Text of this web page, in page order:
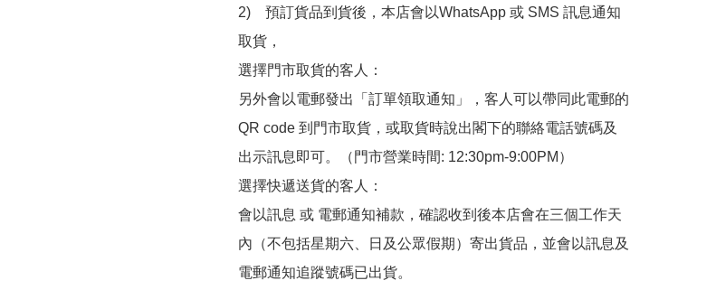
2)　預訂貨品到貨後，本店會以WhatsApp 或 SMS 訊息通知
取貨，
選擇門市取貨的客人：
另外會以電郵發出「訂單領取通知」，客人可以帶同此電郵的
QR code 到門市取貨，或取貨時說出閣下的聯絡電話號碼及
出示訊息即可。（門市營業時間: 12:30pm-9:00PM）
選擇快遞送貨的客人：
會以訊息 或 電郵通知補款，確認收到後本店會在三個工作天
內（不包括星期六、日及公眾假期）寄出貨品，並會以訊息及
電郵通知追蹤號碼已出貨。